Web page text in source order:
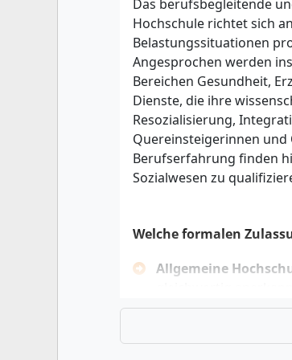
Das berufsbegleitende
Hochschule richtet sich
Belastungssituationen
Angesprochen werden
Bereichen Gesundheit,
Dienste, die ihre
Resozialisierung,
Quereinsteigerinnen
Berufserfahrung finden
Sozialwesen zu
Welche formalen
Allgemeine